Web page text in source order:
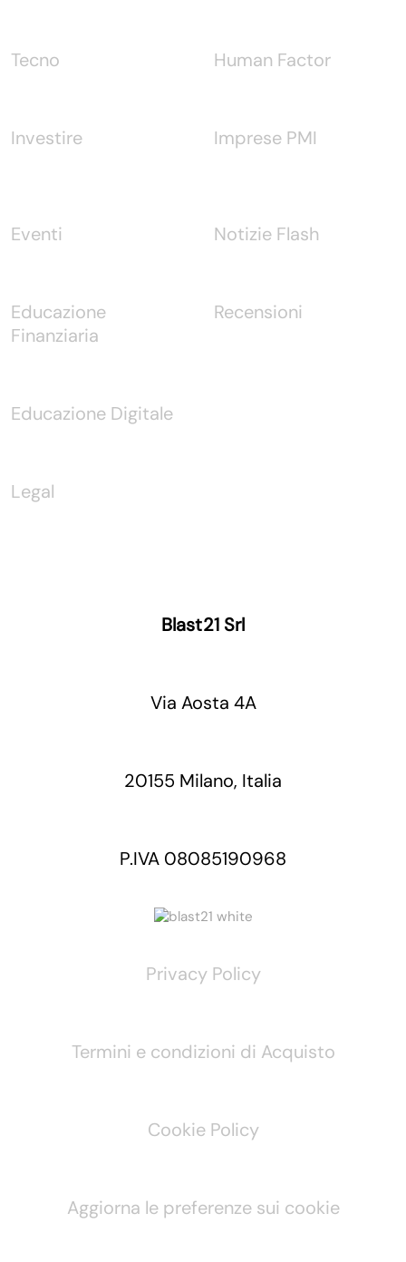
Tecno
Investire
Human Factor
Imprese PMI
Eventi
Educazione
Finanziaria
Educazione Digitale
Legal
Notizie Flash
Recensioni
Blast21 Srl
Via Aosta 4A
20155 Milano, Italia
P.IVA 08085190968
Privacy Policy
Termini e condizioni di Acquisto
Cookie Policy
Aggiorna le preferenze sui cookie